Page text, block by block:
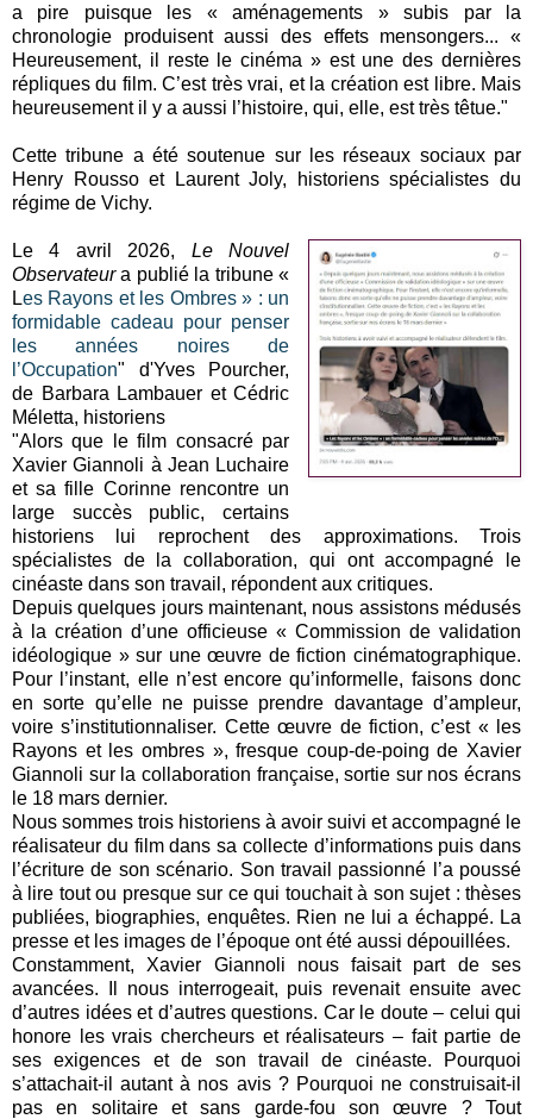
a pire puisque les « aménagements » subis par la
chronologie produisent aussi des effets mensongers... «
Heureusement, il reste le cinéma » est une des dernières
répliques du film. C’est très vrai, et la création est libre. Mais
heureusement il y a aussi l’histoire, qui, elle, est très têtue."
Cette tribune a été soutenue sur les réseaux sociaux par
Henry Rousso et Laurent Joly, historiens spécialistes du
régime de Vichy.
Le 4 avril 2026, Le Nouvel
Observateura publié la tribune «
Les Rayons et les Ombres » : un
formidable cadeau pour penser
les années noires de
l’Occupation" d'Yves Pourcher,
de Barbara Lambauer et Cédric
Méletta, historiens
"Alors que le film consacré par
Xavier Giannoli à Jean Luchaire
et sa fille Corinne rencontre un
large succès public, certains
historiens lui reprochent des approximations. Trois
spécialistes de la collaboration, qui ont accompagné le
cinéaste dans son travail, répondent aux critiques.
Depuis quelques jours maintenant, nous assistons médusés
à la création d’une officieuse « Commission de validation
idéologique » sur une œuvre de fiction cinématographique.
Pour l’instant, elle n’est encore qu’informelle, faisons donc
en sorte qu’elle ne puisse prendre davantage d’ampleur,
voire s’institutionnaliser. Cette œuvre de fiction, c’est « les
Rayons et les ombres », fresque coup-de-poing de Xavier
Giannoli sur la collaboration française, sortie sur nos écrans
le 18 mars dernier.
Nous sommes trois historiens à avoir suivi et accompagné le
réalisateur du film dans sa collecte d’informations puis dans
l’écriture de son scénario. Son travail passionné l’a poussé
à lire tout ou presque sur ce qui touchait à son sujet : thèses
publiées, biographies, enquêtes. Rien ne lui a échappé. La
presse et les images de l’époque ont été aussi dépouillées.
Constamment, Xavier Giannoli nous faisait part de ses
avancées. Il nous interrogeait, puis revenait ensuite avec
d’autres idées et d’autres questions. Car le doute – celui qui
honore les vrais chercheurs et réalisateurs – fait partie de
ses exigences et de son travail de cinéaste. Pourquoi
s’attachait-il autant à nos avis ? Pourquoi ne construisait-il
pas en solitaire et sans garde-fou son œuvre ? Tout